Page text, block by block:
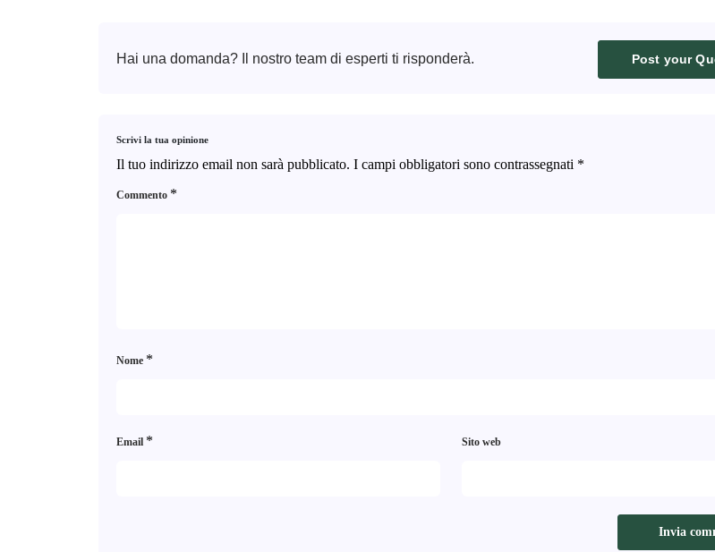
Hai una domanda? Il nostro team di esperti ti risponderà. Post your
Scrivi la tua opinione
Il tuo indirizzo email non sarà pubblicato. I campi obbligatori sono contrassegnati *
Commento *
Nome *
Email * Sito web